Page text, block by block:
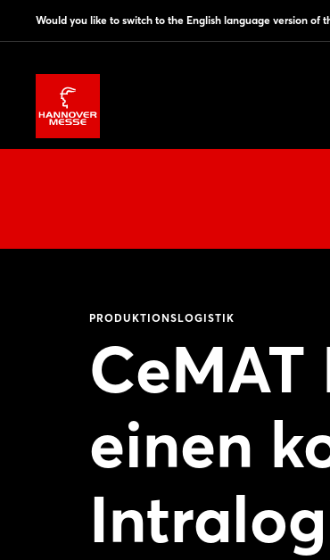
Would you like to switch to the English language version of
PRODUKTIONSLOGISTIK
CeMAT
einen